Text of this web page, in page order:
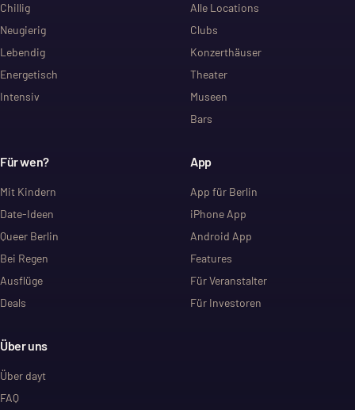
Chillig
Neugierig
Lebendig
Energetisch
Intensiv
Alle Locations
Clubs
Konzerthäuser
Theater
Museen
Bars
Für wen?
Mit Kindern
Date-Ideen
Queer Berlin
Bei Regen
Ausflüge
Deals
App
App für Berlin
iPhone App
Android App
Features
Für Veranstalter
Für Investoren
Über uns
Über dayt
FAQ